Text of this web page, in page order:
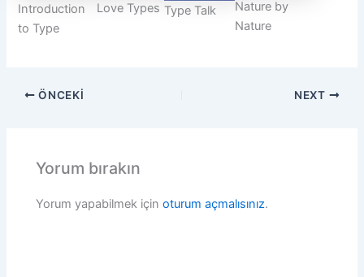
Introduction
to Type
Love Types Type Talk
Nature by
Nature
ÖNCEKI NEXT
Yorum bırakın
Yorum yapabilmek içinoturum açmalısınız.